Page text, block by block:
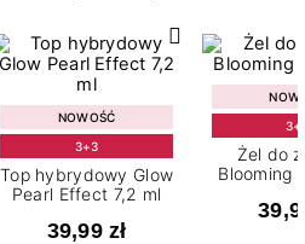
NOWOŚĆ
3+3
Top hybrydowy Glow
Pearl Effect 7,2 ml
39,99 zł
Żel do
Blooming